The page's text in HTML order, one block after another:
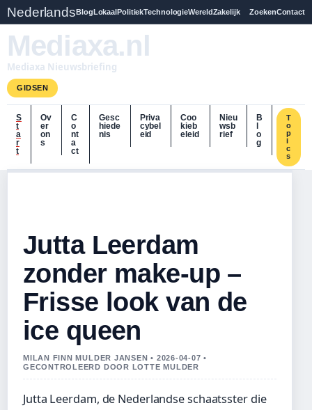
NederlandsBlogLokaalPolitiekTechnologieWereldZakelijk ZoekenContact
Mediaxa.nl
Mediaxa Nieuwsbriefing
GIDSEN
S
t
a
r
t
Ov
er
on
s
C
o
nt
a
ct
Gesc
hiede
nis
Priva
cybel
eid
Coo
kieb
eleid
Nieu
wsb
rief
B
o
g
T
o
p
i
c
s
Jutta Leerdam
zonder make-up –
Frisse look van de
ice queen
MILAN FINN MULDER JANSEN • 2026-04-07 •
GECONTROLEERD DOOR LOTTE MULDER
Jutta Leerdam, de Nederlandse schaatsster die